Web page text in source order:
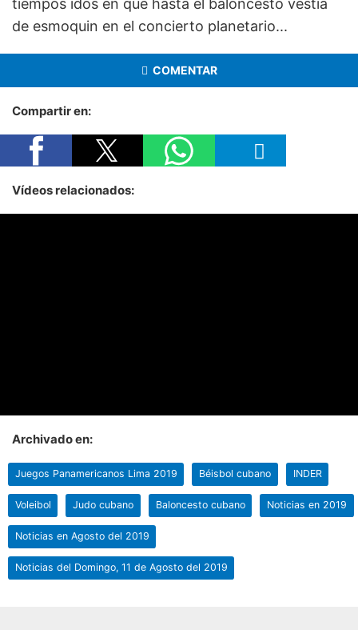
de esmoquin en el concierto planetario...
COMENTAR
Compartir en:
Vídeos relacionados:
Archivado en:
Juegos Panamericanos Lima 2019 Béisbol cubano INDER
Voleibol Judo cubano Baloncesto cubano Noticias en 2019
Noticias en Agosto del 2019
Noticias del Domingo, 11 de Agosto del 2019